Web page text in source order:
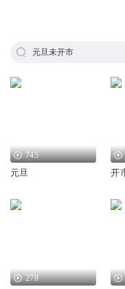
元旦未开市
745
元旦 开
278